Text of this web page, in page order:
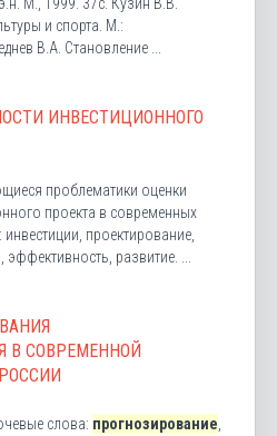
и спорта. М.:
В.А. Становление ...
ИНВЕСТИЦИОННОГО
проблематики оценки
проекта в современных
проектирование,
эффективность, развитие. ...
В СОВРЕМЕННОЙ
слова: прогнозирование